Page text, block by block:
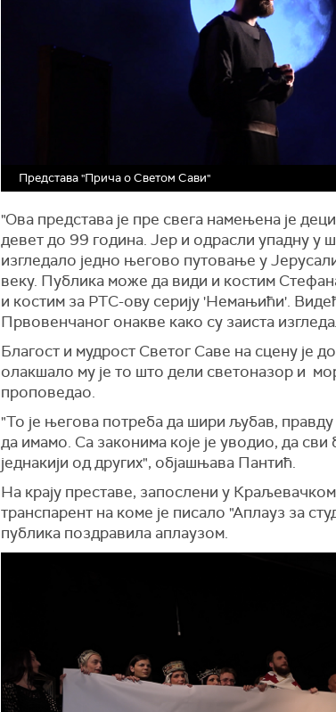
Представа "Прича о Светом Сави"
"Ова представа је пре свега намењена је
девет до 99 година. Јер и одрасли упадну у
изгледало једно његово путовање у
веку. Публика може да види и костим
и костим за РТС-ову серију 'Немањићи'.
Првовенчаног онакве како су заиста
Благост и мудрост Светог Саве на сцену је
олакшало му је то што дели светоназор и
проповедао.
"То је његова потреба да шири љубав, правду
да имамо. Са законима које је уводио, да сви
једнакији од других", објашњава Пантић.
На крају преставе, запослени у
транспарент на коме је писало "Аплауз за
публика поздравила аплаузом.